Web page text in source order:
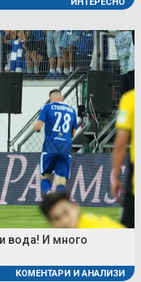
вода! И много
КОМЕНТАРИ И АНАЛИЗИ